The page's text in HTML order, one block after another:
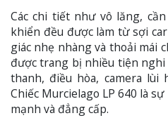
Các chi tiết như vô lăng,
khiển đều được làm từ sợi
giác nhẹ nhàng và thoải mái
được trang bị nhiều tiện
thanh, điều hòa, camera lùi
Chiếc Murcielago LP 640 là
mạnh và đẳng cấp.